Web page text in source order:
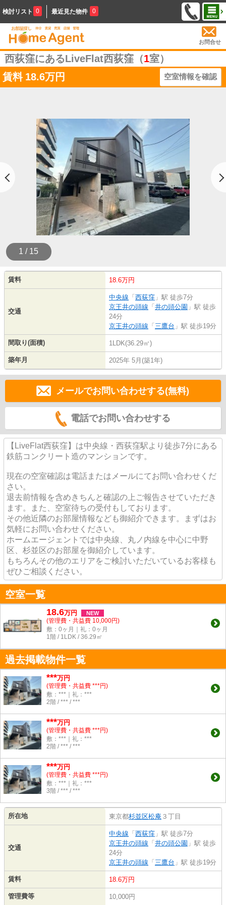
検討リスト 0 最近見た物件 0
お問合せ
西荻窪にあるLiveFlat西荻窪（1室）
賃料 18.6万円 空室情報を確認
1 / 15
賃料 18.6万円
交通
中央線 「 西荻窪 」駅 徒歩7分
京王井の頭線 「 井の頭公園 」駅 徒歩
24分
京王井の頭線 「 三鷹台 」駅 徒歩19分
間取り(面積) 1LDK(36.29㎡)
築年月 2025年 5月(築1年)
メールでお問い合わせする(無料)
電話でお問い合わせする
【LiveFlat西荻窪】は中央線・西荻窪駅より徒歩7分にある
鉄筋コンクリート造のマンションです。
現在の空室確認は電話またはメールにてお問い合わせくだ
さい。
退去前情報を含めきちんと確認の上ご報告させていただき
ます。また、空室待ちの受付もしております。
その他近隣のお部屋情報なども御紹介できます。まずはお
気軽にお問い合わせください。
ホームエージェントでは中央線、丸ノ内線を中心に中野
区、杉並区のお部屋を御紹介しています。
もちろんその他のエリアをご検討いただいているお客様も
ぜひご相談ください。
空室一覧
18.6万円 NEW
(管理費・共益費 10,000円)
敷：0ヶ月｜礼：0ヶ月
1階 / 1LDK / 36.29㎡
過去掲載物件一覧
***万円
(管理費・共益費 ***円)
敷：***｜礼：***
2階 / *** / ***
***万円
(管理費・共益費 ***円)
敷：***｜礼：***
2階 / *** / ***
***万円
(管理費・共益費 ***円)
敷：***｜礼：***
3階 / *** / ***
所在地 東京都杉並区松庵 ３丁目
交通
中央線 「 西荻窪 」駅 徒歩7分
京王井の頭線 「 井の頭公園 」駅 徒歩
24分
京王井の頭線 「 三鷹台 」駅 徒歩19分
賃料 18.6万円
管理費等 10,000円